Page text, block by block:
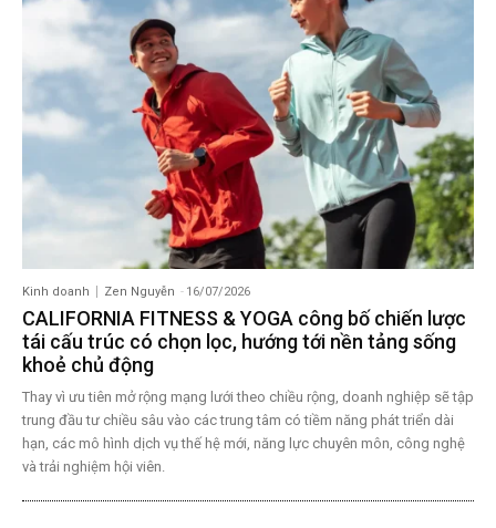
Kinh doanh Zen Nguyễn - 16/07/2026
CALIFORNIA FITNESS & YOGA công bố chiến lược
tái cấu trúc có chọn lọc, hướng tới nền tảng sống
khoẻ chủ động
Thay vì ưu tiên mở rộng mạng lưới theo chiều rộng, doanh nghiệp sẽ tập
trung đầu tư chiều sâu vào các trung tâm có tiềm năng phát triển dài
hạn, các mô hình dịch vụ thế hệ mới, năng lực chuyên môn, công nghệ
và trải nghiệm hội viên.